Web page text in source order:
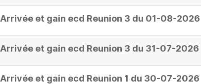
Arrivée et gain ecd Reunion 3 du 01-08-2026
Arrivée et gain ecd Reunion 3 du 31-07-2026
Arrivée et gain ecd Reunion 1 du 30-07-2026